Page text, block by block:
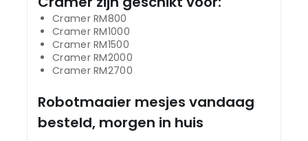
Cramer RM800
Cramer RM1000
Cramer RM1500
Cramer RM2000
Cramer RM2700
Robotmaaier mesjes vandaag
besteld, morgen in huis